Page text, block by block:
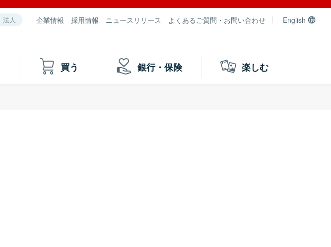
法人 企業情報 採用情報 ニュースリリース よくあるご質問・お問い合わせ English
買う 銀行・保険 楽しむ